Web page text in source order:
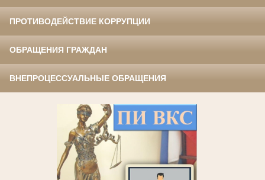
ПРОТИВОДЕЙСТВИЕ КОРРУПЦИИ
ОБРАЩЕНИЯ ГРАЖДАН
ВНЕПРОЦЕССУАЛЬНЫЕ ОБРАЩЕНИЯ